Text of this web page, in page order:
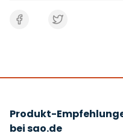
Produkt-
bei sao.de